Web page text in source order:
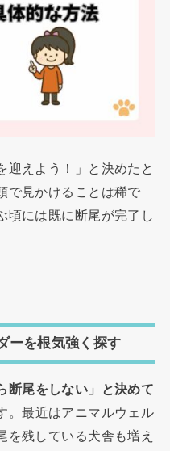
迎えよう！」と決めたと
で見かけることは稀で
頃には既に断尾が完了し
ーを根気強く探す
断尾をしない」と決めて
。最近はアニマルウェル
を残している犬舎も増え